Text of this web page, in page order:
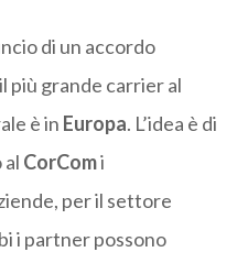
di un accordo
più grande carrier al
è in Europa. L’idea è di
al CorComi
per il settore
i partner possono